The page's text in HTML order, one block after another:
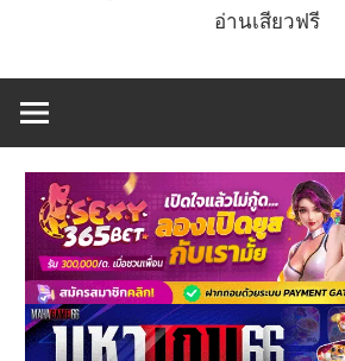
อ่านเสียวฟรี